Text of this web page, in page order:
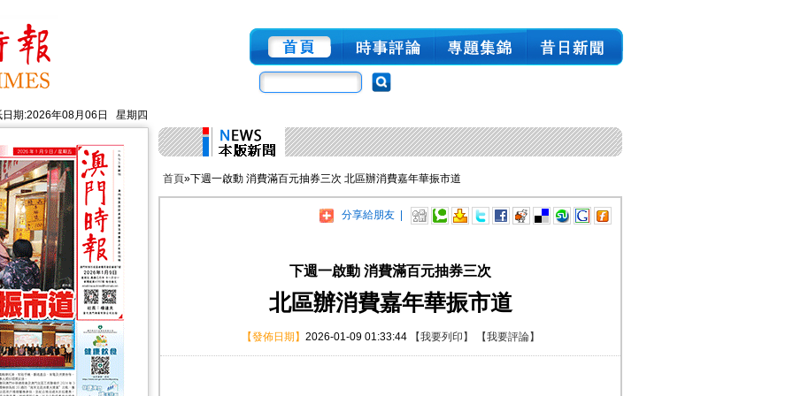
日期:2026年08月06日 星期四
首頁»下週一啟動 消費滿百元抽券三次 北區辦消費嘉年華振市道
分享給朋友 |
下週一啟動 消費滿百元抽券三次
北區辦消費嘉年華振市道
【發佈日期】 2026-01-09 01:33:44 【我要列印】 【我要評論】